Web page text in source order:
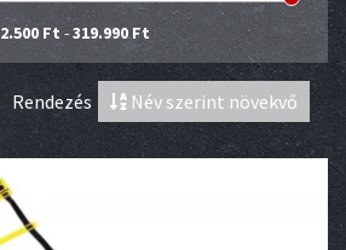
2.500 Ft-319.990 Ft
Rendezés Név szerint növekvő